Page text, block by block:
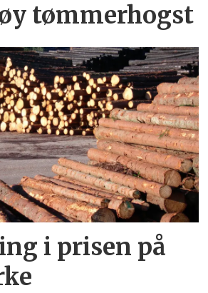
tømmerhogst
i prisen på